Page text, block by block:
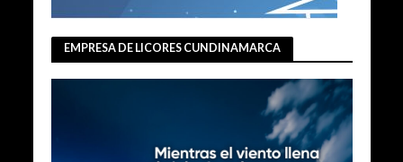
EMPRESA DE LICORES CUNDINAMARCA